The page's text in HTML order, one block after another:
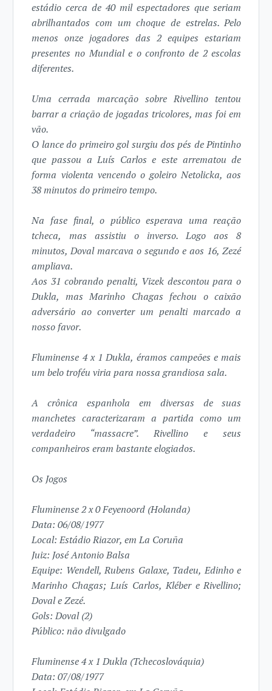
estádio cerca de 40 mil espectadores que seriam
abrilhantados com um choque de estrelas. Pelo
menos onze jogadores das 2 equipes estariam
presentes no Mundial e o confronto de 2 escolas
diferentes.
Uma cerrada marcação sobre Rivellino tentou
barrar a criação de jogadas tricolores, mas foi em
vão.
O lance do primeiro gol surgiu dos pés de Pintinho
que passou a Luís Carlos e este arrematou de
forma violenta vencendo o goleiro Netolicka, aos
38 minutos do primeiro tempo.
Na fase final, o público esperava uma reação
tcheca, mas assistiu o inverso. Logo aos 8
minutos, Doval marcava o segundo e aos 16, Zezé
ampliava.
Aos 31 cobrando penalti, Vizek descontou para o
Dukla, mas Marinho Chagas fechou o caixão
adversário ao converter um penalti marcado a
nosso favor.
Fluminense 4 x 1 Dukla, éramos campeões e mais
um belo troféu viria para nossa grandiosa sala.
A crônica espanhola em diversas de suas
manchetes caracterizaram a partida como um
verdadeiro “massacre”. Rivellino e seus
companheiros eram bastante elogiados.
Os Jogos
Fluminense 2 x 0 Feyenoord (Holanda)
Data: 06/08/1977
Local: Estádio Riazor, em La Coruña
Juiz: José Antonio Balsa
Equipe: Wendell, Rubens Galaxe, Tadeu, Edinho e
Marinho Chagas; Luís Carlos, Kléber e Rivellino;
Doval e Zezé.
Gols: Doval (2)
Público: não divulgado
Fluminense 4 x 1 Dukla (Tchecoslováquia)
Data: 07/08/1977